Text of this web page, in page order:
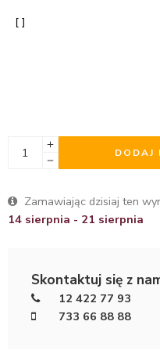
DODAJ
Zamawiając dzisiaj ten
14 sierpnia - 21 sierpnia
Skontaktuj się z
12 422 77 93
733 66 88 88